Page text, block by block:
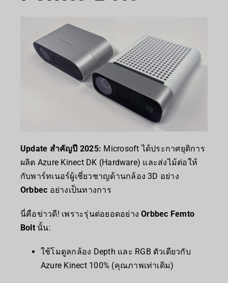
Update สำคัญปี 2025: Microsoft ได้ประกาศยุติการ
ผลิต Azure Kinect DK (Hardware) และส่งไม้ต่อให้
กับพาร์ทเนอร์ผู้เชี่ยวชาญด้านกล้อง 3D อย่าง
Orbbec อย่างเป็นทางการ
นี่คือข่าวดี! เพราะรุ่นต่อยอดอย่างOrbbec Femto
Boltนั้น:
ใช้โมดูลกล้อง Depth และ RGB ตัวเดียวกับ
Azure Kinect 100% (คุณภาพเท่าเดิม)